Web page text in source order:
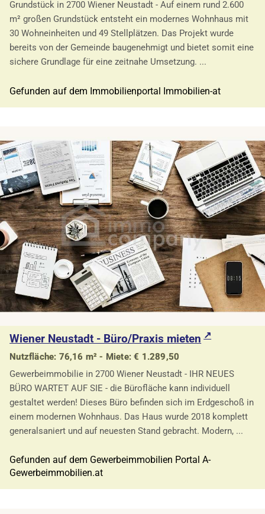
Grundstück in 2700 Wiener Neustadt - Auf einem rund 2.600
m² großen Grundstück entsteht ein modernes Wohnhaus mit
30 Wohneinheiten und 49 Stellplätzen. Das Projekt wurde
bereits von der Gemeinde baugenehmigt und bietet somit eine
sichere Grundlage für eine zeitnahe Umsetzung. ...
Gefunden auf dem Immobilienportal Immobilien-at
Wiener Neustadt - Büro/Praxis mieten
Nutzfläche: 76,16 m² - Miete: € 1.289,50
Gewerbeimmobilie in 2700 Wiener Neustadt - IHR NEUES
BÜRO WARTET AUF SIE - die Bürofläche kann individuell
gestaltet werden! Dieses Büro befinden sich im Erdgeschoß in
einem modernen Wohnhaus. Das Haus wurde 2018 komplett
generalsaniert und auf neuesten Stand gebracht. Modern, ...
Gefunden auf dem Gewerbeimmobilien Portal A-
Gewerbeimmobilien.at